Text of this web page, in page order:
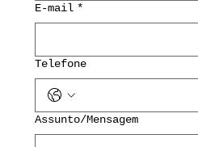
E-mail *
Telefone
Assunto/Mensagem